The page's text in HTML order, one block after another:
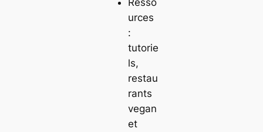
urces
:
tutorie
ls,
restau
rants
vegan
et